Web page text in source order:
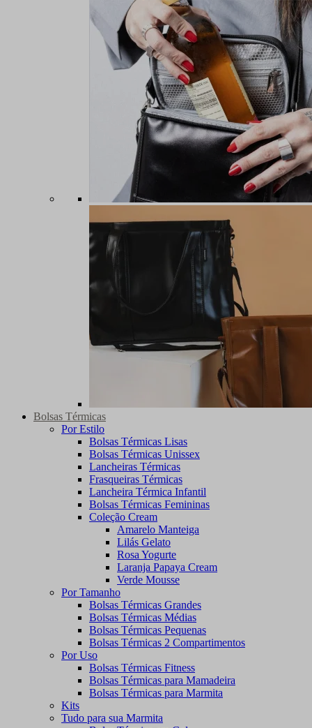
Bolsas Térmicas
Por Estilo
Bolsas Térmicas Lisas
Bolsas Térmicas Unissex
Lancheiras Térmicas
Frasqueiras Térmicas
Lancheira Térmica Infantil
Bolsas Térmicas Femininas
Coleção Cream
Amarelo Manteiga
Lilás Gelato
Rosa Yogurte
Laranja Papaya Cream
Verde Mousse
Por Tamanho
Bolsas Térmicas Grandes
Bolsas Térmicas Médias
Bolsas Térmicas Pequenas
Bolsas Térmicas 2 Compartimentos
Por Uso
Bolsas Térmicas Fitness
Bolsas Térmicas para Mamadeira
Bolsas Térmicas para Marmita
Kits
Tudo para sua Marmita